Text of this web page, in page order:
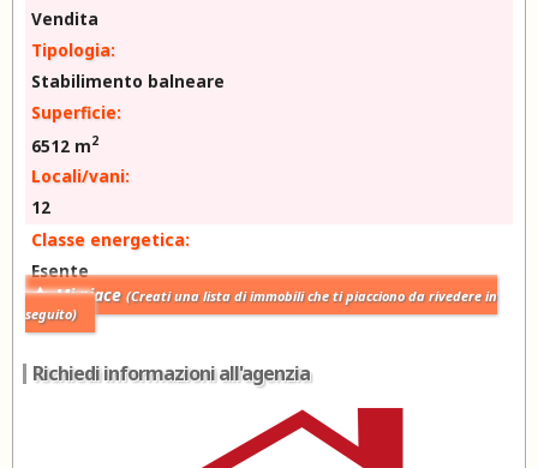
Vendita
Tipologia:
Stabilimento balneare
Superficie:
6512 m2
Locali/vani:
12
Classe energetica:
Esente
Mi piace (Creati una lista di immobili che ti piacciono da rivedere in
seguito)
Richiedi informazioni all'agenzia